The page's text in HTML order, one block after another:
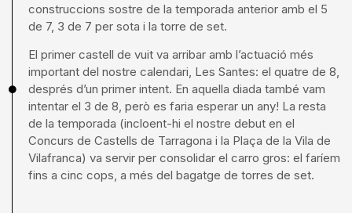
construccions sostre de la temporada anterior amb el 5
de 7, 3 de 7 per sota i la torre de set.
El primer castell de vuit va arribar amb l’actuació més
important del nostre calendari, Les Santes: el quatre de 8,
després d’un primer intent. En aquella diada també vam
intentar el 3 de 8, però es faria esperar un any! La resta
de la temporada (incloent-hi el nostre debut en el
Concurs de Castells de Tarragona i la Plaça de la Vila de
Vilafranca) va servir per consolidar el carro gros: el faríem
fins a cinc cops, a més del bagatge de torres de set.